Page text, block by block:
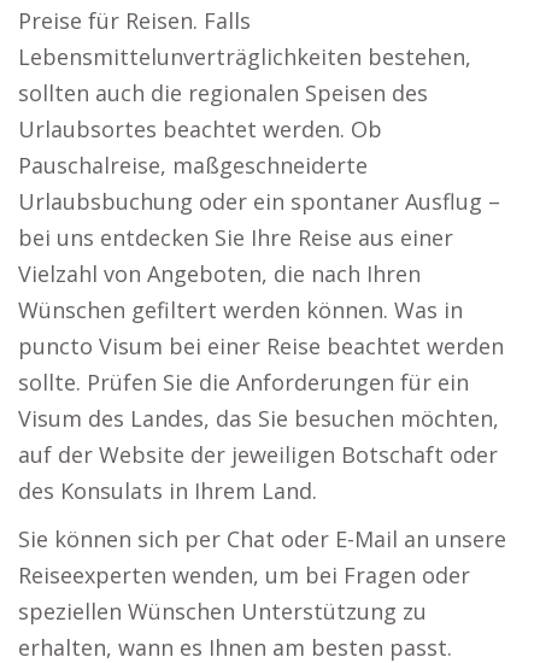
Preise für Reisen. Falls
Lebensmittelunverträglichkeiten bestehen,
sollten auch die regionalen Speisen des
Urlaubsortes beachtet werden. Ob
Pauschalreise, maßgeschneiderte
Urlaubsbuchung oder ein spontaner Ausflug –
bei uns entdecken Sie Ihre Reise aus einer
Vielzahl von Angeboten, die nach Ihren
Wünschen gefiltert werden können. Was in
puncto Visum bei einer Reise beachtet werden
sollte. Prüfen Sie die Anforderungen für ein
Visum des Landes, das Sie besuchen möchten,
auf der Website der jeweiligen Botschaft oder
des Konsulats in Ihrem Land.
Sie können sich per Chat oder E-Mail an unsere
Reiseexperten wenden, um bei Fragen oder
speziellen Wünschen Unterstützung zu
erhalten, wann es Ihnen am besten passt.